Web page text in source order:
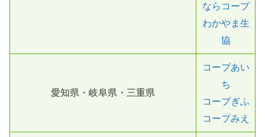
ならコープ
わかやま生
協
愛知県・岐阜県・三重県
コープあい
ち
コープぎふ
コープみえ